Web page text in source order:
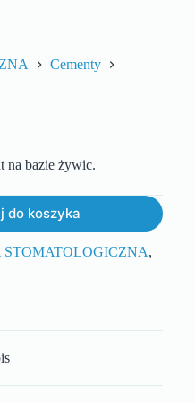
Cementy
na bazie żywic.
do koszyka
,